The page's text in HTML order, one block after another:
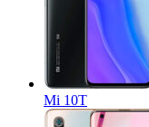
Mi 10T